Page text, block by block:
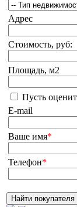
Адрес
Стоимость, руб:
Площадь, м2
Пусть
E-mail
Ваше имя*
Телефон*